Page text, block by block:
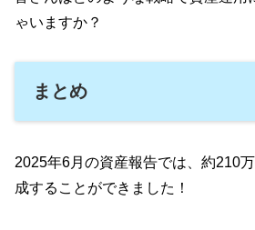
ゃいますか？
まとめ
2025年6月の資産報告では、約210
成することができました！